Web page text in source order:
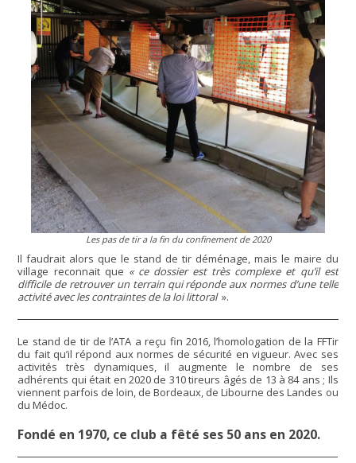
Les pas de tir a la fin du confinement de 2020
Il faudrait alors que le stand de tir déménage, mais le maire du
village reconnait que « ce dossier est très complexe et qu’il est
difficile de retrouver un terrain qui réponde aux normes d’une telle
activité avec les contraintes de la loi littoral ».
Le stand de tir de l’ATA a reçu fin 2016, l’homologation de la FFTir
du fait qu’il répond aux normes de sécurité en vigueur. Avec ses
activités très dynamiques, il augmente le nombre de ses
adhérents qui était en 2020 de 310 tireurs âgés de 13 à 84 ans ; Ils
viennent parfois de loin, de Bordeaux, de Libourne des Landes ou
du Médoc.
Fondé en 1970, ce club a fêté ses 50 ans en 2020.